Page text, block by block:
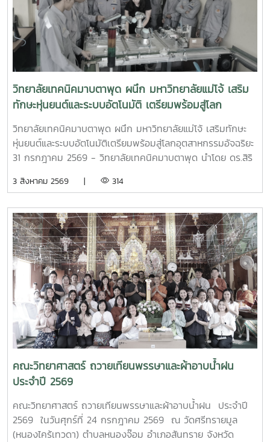
วิทยาลัยเทคนิคมาบตาพุด ผนึก มหาวิทยาลัยแม่โจ้ เสริม
ทักษะหุ่นยนต์และระบบอัตโนมัติ เตรียมพร้อมสู่โลก
อุตสาหกรรมอัจฉริยะ
วิทยาลัยเทคนิคมาบตาพุด ผนึก มหาวิทยาลัยแม่โจ้ เสริมทักษะ
หุ่นยนต์และระบบอัตโนมัติเตรียมพร้อมสู่โลกอุตสาหกรรมอัจฉริยะ
31 กรกฎาคม 2569 - วิทยาลัยเทคนิคมาบตาพุด นำโดย ดร.สิริ
ประธานในพิธีเปิด โครงการอบรมเชิงปฏิบัติการควบคุมแขนกล
ครู และนักศึกษา แผนกวิชาเทคนิคการผลิต เข้าร่วมการอบรม
อย่างพร้อมเพรียง การอบรมครั้งนี้ได้รับเกียรติจาก ผู้ช่วย
ศาสตราจารย์ ดร.กนกวรรณ กรรเชียง และรองศาสตราจารย์
ดร.ชูพงษ์ ภาคภูมิ วิทยากรผู้ทรงคุณวุฒิจาก คณะวิทยาศาสตร์
มหาวิทยาลัยแม่โจ้ มาให้ความรู้ทั้งภาคทฤษฎีและภาคปฏิบัติเกี่ยว
กับการควบคุมแขนกลหุ่นยนต์ การประยุกต์ใช้งานในภาค
อุตสาหกรรม ตลอดจนการใช้งานเทคโนโลยีระบบอัตโนมัติ เพื่อให้
นักศึกษาได้เรียนรู้จากประสบการณ์จริงและสามารถนำองค์ความ
รู้ไปประยุกต์ใช้ในการเรียนและการประกอบอาชีพในอนาคต โดย
โครงการดังกล่าวมีวัตถุประสงค์เพื่อพัฒนาสมรรถนะด้าน
เทคโนโลยีและระบบอัตโนมัติ เสริมสร้างทักษะวิชาชีพที่สอดคล้อง
กับความต้องการของภาคอุตสาหกรรมยุคใหม่ พร้อมยกระดับ
ศักยภาพผู้เรียนให้มีความพร้อมเข้าสู่การทำงานในอุตสาหกรรม
4.0MTP : "ผู้นำการผลิตและพัฒนากำลังคนอาชีวศึกษาเฉพาะ
ทางสมรรรถนะสูง" 32 ปี MTP รั้ว ชมพู - ฟ้าดูรูปเพิ่มเติม :
https://drive.google.com/drive/folders/
3 สิงหาคม 2569 | 314
คณะวิทยาศาสตร์ ถวายเทียนพรรษาและผ้าอาบน้ำฝน
ประจำปี 2569
คณะวิทยาศาสตร์ ถวายเทียนพรรษาและผ้าอาบน้ำฝน ประจำปี
2569 ในวันศุกร์ที่ 24 กรกฎาคม 2569 ณ วัดศรีทรายมูล
(หนองไคร้เทวดา) ตำบลหนองจ๊อม อำเภอสันทราย จังหวัด